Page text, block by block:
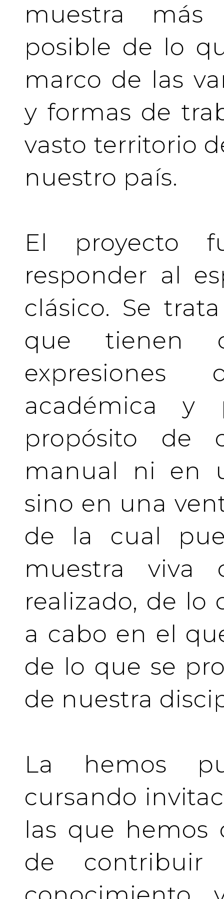
muestra
posible de lo
marco de las
y formas de
vasto territorio
nuestro país.
El proyecto
responder al
clásico. Se
que tienen
académica y
propósito de
manual ni en
sino en una
de la cual
muestra
realizado, de lo
a cabo en el
de lo que se
de nuestra
La hemos
cursando
las que hemos
de contribuir